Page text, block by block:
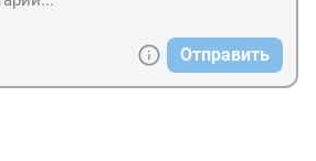
Отправить